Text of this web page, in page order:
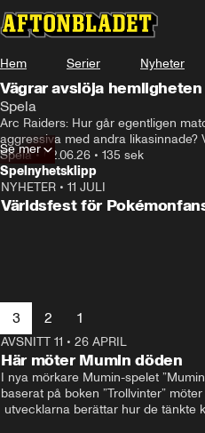
Hem Serier Nyheter
Vägrar avslöja hemligheten
Spela
Arc Raiders: Hur går egentligen
aggressiva med andra
spekulerar själva.
Spela• 02.06.26 • 135 sek
Se mer
Spelnyhetsklipp
NYHETER • 11 JULI
Världsfest för
3 2 1
AVSNITT 11 • 26 APRIL
Här möter Mumin döden
I nya mörkare Mumin-spelet
baserat på boken ”Trollvinter”
utvecklarna berättar hur de tänkte